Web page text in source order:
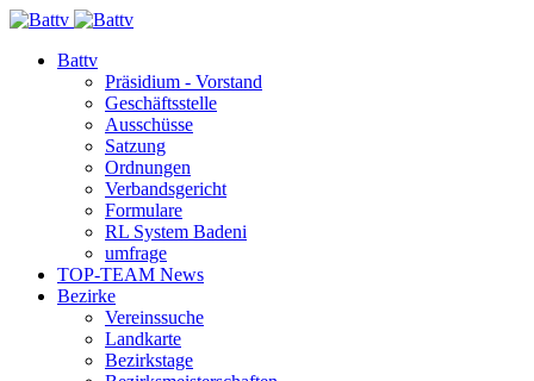
Battv
Präsidium - Vorstand
Geschäftsstelle
Ausschüsse
Satzung
Ordnungen
Verbandsgericht
Formulare
RL System Badeni
umfrage
TOP-TEAM News
Bezirke
Vereinssuche
Landkarte
Bezirkstage